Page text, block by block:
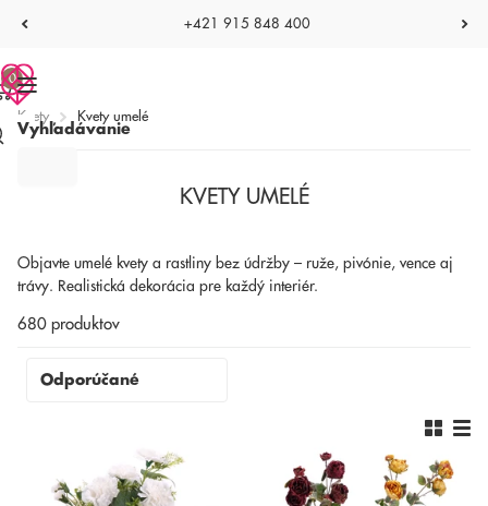
+421 915 848 400
Vyhľadávanie
0
Kvety Kvety umelé
KVETY UMELÉ
Objavte umelé kvety a rastliny bez údržby – ruže, pivónie, vence aj
trávy. Realistická dekorácia pre každý interiér.
680 produktov